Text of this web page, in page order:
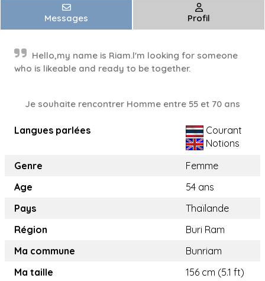
Messages Profil
Hello,my name is Riam.l'm looking for someone
who is likeable and ready to be together.
Je souhaite rencontrer Homme entre 55 et 70 ans
Langues parlées
Courant
Notions
Genre
Femme
Age
54 ans
Pays
Thaïlande
Région
Buri Ram
Ma commune
Bunriam
Ma taille
156 cm (5.1 ft)